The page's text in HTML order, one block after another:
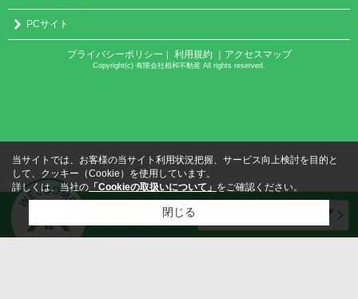
PCサイト
プライバシーポリシー ｜ 利用規約 ｜アクセスマップ
Copyright(c) 有限会社相和不動産 All rights reserved.
当サイトでは、お客様の当サイト利用状況把握、サービス向上検討を目的と
して、クッキー（Cookie）を使用しています。
詳しくは、当社の 「Cookieの取扱いについて」 をご確認ください。
閉じる